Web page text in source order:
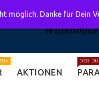
AKTIONEN
DER
möglich. Danke für Dein